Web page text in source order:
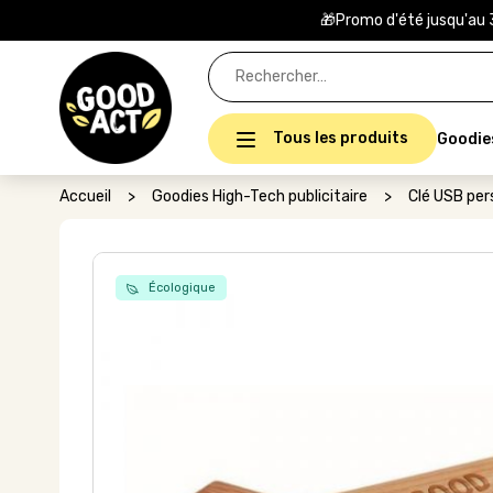
🎁Promo d'été jusqu'au
Rechercher :
Tous les produits
Accueil > Goodies High-Tech publicitaire > Clé USB
Écologique